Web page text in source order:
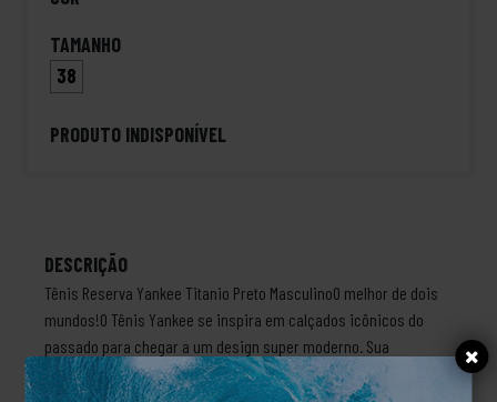
TAMANHO
38
PRODUTO INDISPONÍVEL
DESCRIÇÃO
Tênis Reserva Yankee Titanio Preto MasculinoO melhor de dois
mundos!O Tênis Yankee se inspira em calçados icônicos do
passado para chegar a um design super moderno. Sua
elegância se mistura a uma estética ousada e robusta, graças